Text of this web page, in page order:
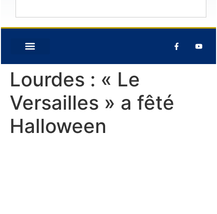
Lourdes : « Le
Versailles » a fêté
Halloween